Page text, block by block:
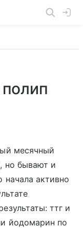
месячный
но бывают и
активно
ттг и
йодомарин по